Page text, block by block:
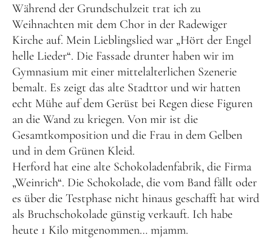
Während der Grundschulzeit trat ich zu
Weihnachten mit dem Chor in der Radewiger
Kirche auf. Mein Lieblingslied war „Hört der Engel
helle Lieder“. Die Fassade drunter haben wir im
Gymnasium mit einer mittelalterlichen Szenerie
bemalt. Es zeigt das alte Stadttor und wir hatten
echt Mühe auf dem Gerüst bei Regen diese Figuren
an die Wand zu kriegen. Von mir ist die
Gesamtkomposition und die Frau in dem Gelben
und in dem Grünen Kleid.
Herford hat eine alte Schokoladenfabrik, die Firma
„Weinrich“. Die Schokolade, die vom Band fällt oder
es über die Testphase nicht hinaus geschafft hat wird
als Bruchschokolade günstig verkauft. Ich habe
heute 1 Kilo mitgenommen… mjamm.